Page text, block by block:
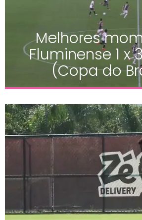
Melhores
Fluminense 1 x
(Copa do